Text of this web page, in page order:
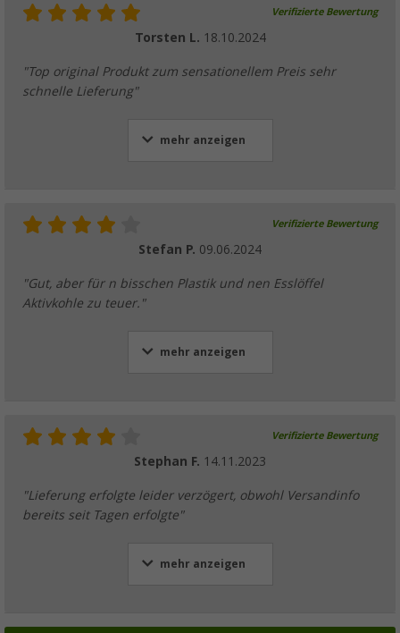
Verifizierte Bewertung
Torsten L. 18.10.2024
"Top original Produkt zum sensationellem Preis sehr
schnelle Lieferung"
mehr anzeigen
Verifizierte Bewertung
Stefan P. 09.06.2024
"Gut, aber für n bisschen Plastik und nen Esslöffel
Aktivkohle zu teuer."
mehr anzeigen
Verifizierte Bewertung
Stephan F. 14.11.2023
"Lieferung erfolgte leider verzögert, obwohl Versandinfo
bereits seit Tagen erfolgte"
mehr anzeigen